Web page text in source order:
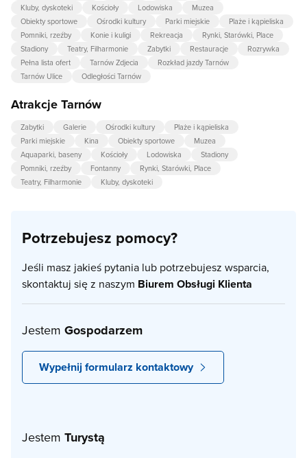
Kluby, dyskoteki
Kościoły Lodowiska
Muzea
Obiekty sportowe
Ośrodki kultury Parki miejskie
Plaże i kąpieliska
Pomniki, rzeźby
Konie i kuligi Rekreacja
Rynki, Starówki, Place
Stadiony
Teatry, Filharmonie Zabytki Restauracje
Rozrywka
Pełna lista ofert
Tarnów Zdjecia
Rozkład jazdy Tarnów
Tarnów Ulice
Odległości Tarnów
Atrakcje Tarnów
Zabytki Galerie Ośrodki kultury
Plaże i kąpieliska
Parki miejskie
Kina Obiekty sportowe
Muzea
Aquaparki, baseny
Kościoły Lodowiska
Stadiony
Pomniki, rzeźby
Fontanny
Rynki, Starówki, Place
Teatry, Filharmonie
Kluby, dyskoteki
Potrzebujesz pomocy?
Jeśli masz jakieś pytania lub potrzebujesz wsparcia,
skontaktuj się z naszym Biurem Obsługi Klienta
Jestem Gospodarzem
Wypełnij formularz kontaktowy
Jestem Turystą